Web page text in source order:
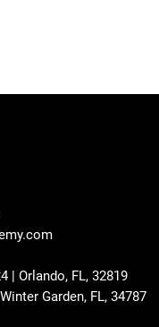
| Orlando, FL, 32819
Garden, FL, 34787